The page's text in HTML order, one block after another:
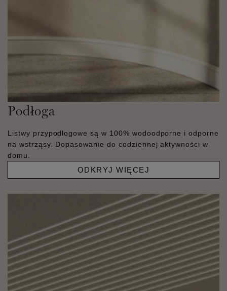
Podłoga
Listwy przypodłogowe są w 100% wodoodporne i odporne
na wstrząsy. Dopasowanie do codziennej aktywności w
domu.
ODKRYJ WIĘCEJ